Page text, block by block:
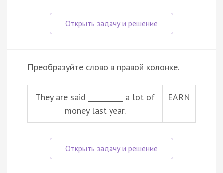
Преобразуйте слово в правой колонке.
They are said __________ a lot of
money last year.
EARN